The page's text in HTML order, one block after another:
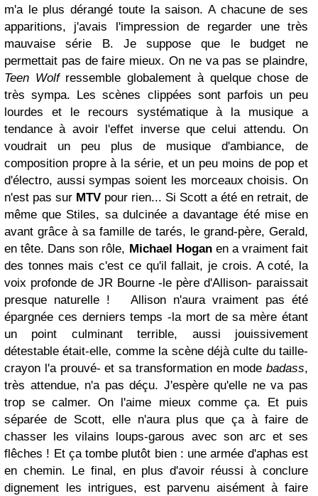
m'a le plus dérangé toute la saison. A chacune de ses
apparitions, j'avais l'impression de regarder une très
mauvaise série B. Je suppose que le budget ne
permettait pas de faire mieux. On ne va pas se plaindre,
Teen Wolfressemble globalement à quelque chose de
très sympa. Les scènes clippées sont parfois un peu
lourdes et le recours systématique à la musique a
tendance à avoir l'effet inverse que celui attendu. On
voudrait un peu plus de musique d'ambiance, de
composition propre à la série, et un peu moins de pop et
d'électro, aussi sympas soient les morceaux choisis. On
n'est pas sur MTV pour rien... Si Scott a été en retrait, de
même que Stiles, sa dulcinée a davantage été mise en
avant grâce à sa famille de tarés, le grand-père, Gerald,
en tête. Dans son rôle, Michael Hoganen a vraiment fait
des tonnes mais c'est ce qu'il fallait, je crois. A coté, la
voix profonde de JR Bourne -le père d'Allison- paraissait
presque naturelle ! Allison n'aura vraiment pas été
épargnée ces derniers temps -la mort de sa mère étant
un point culminant terrible, aussi jouissivement
détestable était-elle, comme la scène déjà culte du taille-
crayon l'a prouvé- et sa transformation en mode badass,
très attendue, n'a pas déçu. J'espère qu'elle ne va pas
trop se calmer. On l'aime mieux comme ça. Et puis
séparée de Scott, elle n'aura plus que ça à faire de
chasser les vilains loups-garous avec son arc et ses
flêches ! Et ça tombe plutôt bien : une armée d'aphas est
en chemin. Le final, en plus d'avoir réussi à conclure
dignement les intrigues, est parvenu aisément à faire